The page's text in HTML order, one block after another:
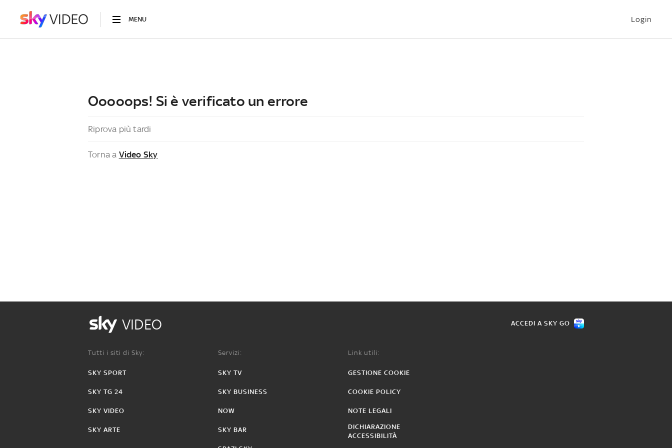
MENU Login
Ooooops! Si è verificato un errore
Riprova più tardi
Torna a Video Sky
VIDEO ACCEDI A SKY GO
Tutti i siti di Sky:
SKY SPORT
SKY TG 24
SKY VIDEO
SKY ARTE
Servizi:
SKY TV
SKY BUSINESS
NOW
SKY BAR
Link utili:
GESTIONE COOKIE
COOKIE POLICY
NOTE LEGALI
DICHIARAZIONE
ACCESSIBILITÀ